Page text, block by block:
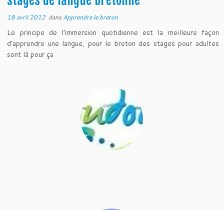
18 avril 2012 dans Apprendre le breton
Le principe de l’immersion quotidienne est la meilleure façon
d’apprendre une langue, pour le breton des stages pour adultes
sont là pour ça